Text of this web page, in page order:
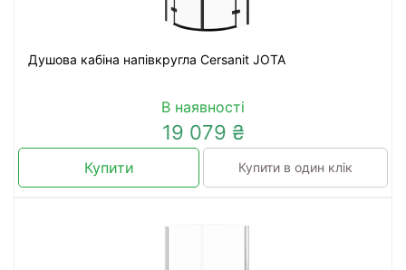
Душова кабіна напівкругла Cersanit JOTA
В наявності
19 079 ₴
Купити Купити в один клік